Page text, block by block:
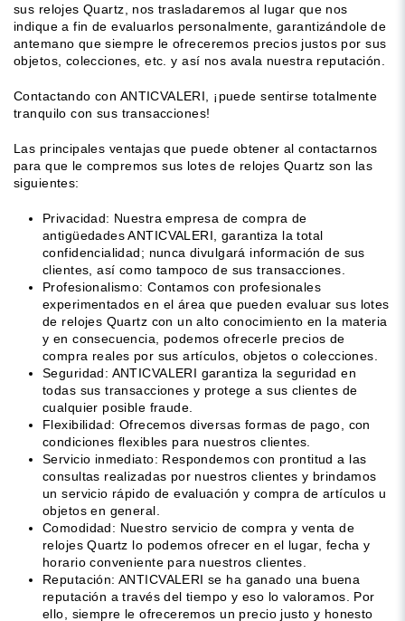
sus relojes Quartz, nos trasladaremos al lugar que nos
indique a fin de evaluarlos personalmente, garantizándole de
antemano que siempre le ofreceremos precios justos por sus
objetos, colecciones, etc. y así nos avala nuestra reputación.
Contactando con ANTICVALERI, ¡puede sentirse totalmente
tranquilo con sus transacciones!
Las principales ventajas que puede obtener al contactarnos
para que le compremos sus lotes de relojes Quartz son las
siguientes:
Privacidad: Nuestra empresa de compra de
antigüedades ANTICVALERI, garantiza la total
confidencialidad; nunca divulgará información de sus
clientes, así como tampoco de sus transacciones.
Profesionalismo: Contamos con profesionales
experimentados en el área que pueden evaluar sus lotes
de relojes Quartz con un alto conocimiento en la materia
y en consecuencia, podemos ofrecerle precios de
compra reales por sus artículos, objetos o colecciones.
Seguridad: ANTICVALERI garantiza la seguridad en
todas sus transacciones y protege a sus clientes de
cualquier posible fraude.
Flexibilidad: Ofrecemos diversas formas de pago, con
condiciones flexibles para nuestros clientes.
Servicio inmediato: Respondemos con prontitud a las
consultas realizadas por nuestros clientes y brindamos
un servicio rápido de evaluación y compra de artículos u
objetos en general.
Comodidad: Nuestro servicio de compra y venta de
relojes Quartz lo podemos ofrecer en el lugar, fecha y
horario conveniente para nuestros clientes.
Reputación: ANTICVALERI se ha ganado una buena
reputación a través del tiempo y eso lo valoramos. Por
ello, siempre le ofreceremos un precio justo y honesto